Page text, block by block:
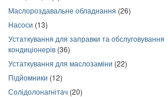
Маслороздавальне обладнання (26)
Насоси (13)
Устаткування для заправки та обслуговування
кондиціонерів (36)
Устаткування для маслозаміни (22)
Підйомники (12)
Солідолонагнітач (20)